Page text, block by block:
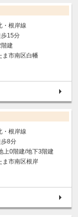
・根岸線
歩15分
建
ま市南区白幡
・根岸線
歩8分
上0階建/地下3階建
ま市南区根岸